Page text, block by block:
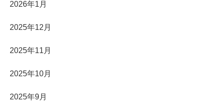
2026年1月
2025年12月
2025年11月
2025年10月
2025年9月